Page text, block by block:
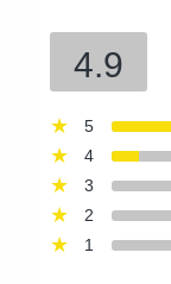
4.9
5
4
3
2
1